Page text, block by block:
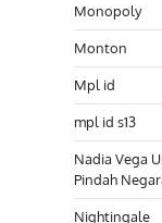
Monopoly
Monton
Mpl id
mpl id s13
Nadia Vega
Pindah
Nightingale